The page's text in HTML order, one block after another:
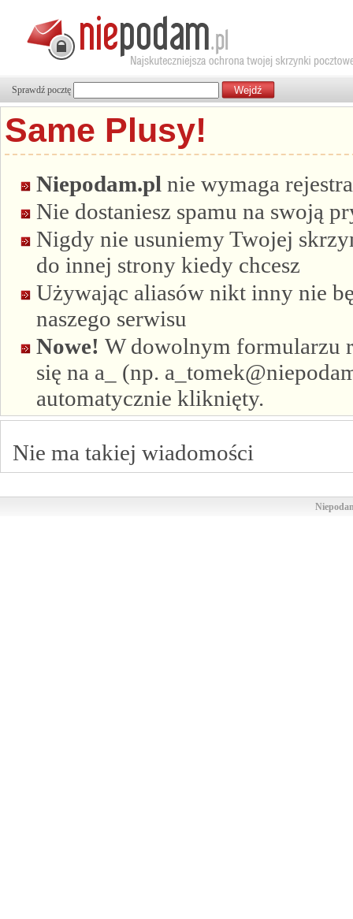
Sprawdź pocztę
Same Plusy!
Niepodam.pl nie wymaga
Nie dostaniesz spamu na swoją
Nigdy nie usuniemy Twojej
do innej strony kiedy chcesz
Używając aliasów nikt inny nie
naszego serwisu
Nowe! W dowolnym formularzu
się na a_ (np.
automatycznie kliknięty.
Nie ma takiej wiadomości